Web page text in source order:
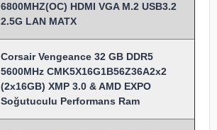
6800MHZ(OC) HDMI VGA M.2 USB3.2
2.5G LAN MATX
Corsair Vengeance 32 GB DDR5
5600MHz CMK5X16G1B56Z36A2x2
(2x16GB) XMP 3.0 & AMD EXPO
Soğutuculu Performans Ram